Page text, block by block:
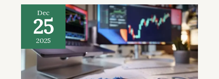
Dec
25
2025